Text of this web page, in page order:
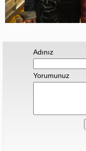
Adınız
Yorumunuz